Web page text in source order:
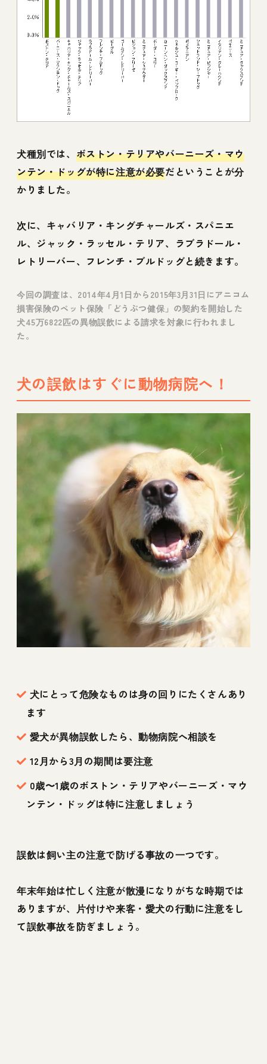
犬種別では、 ボストン・テリアやバーニーズ・マウ
ンテン・ドッグが特に注意が必要だということが分
かりました。
次に、キャバリア・キングチャールズ・スパニエ
ル、ジャック・ラッセル・テリア、ラブラドール・
レトリーバー、フレンチ・ブルドッグと続きます。
今回の調査は、2014年4月1日から2015年3月31日にアニコム
損害保険のペット保険「どうぶつ健保」の契約を開始した
犬45万6822匹の異物誤飲による請求を対象に行われまし
た。
犬の誤飲はすぐに動物病院へ！
犬にとって危険なものは身の回りにたくさんあり
ます
愛犬が異物誤飲したら、動物病院へ相談を
12月から3月の期間は要注意
0歳〜1歳のボストン・テリアやバーニーズ・マウ
ンテン・ドッグは特に注意しましょう
誤飲は飼い主の注意で防げる事故の一つです。
年末年始は忙しく注意が散漫になりがちな時期では
ありますが、片付けや来客・愛犬の行動に注意をし
て誤飲事故を防ぎましょう。